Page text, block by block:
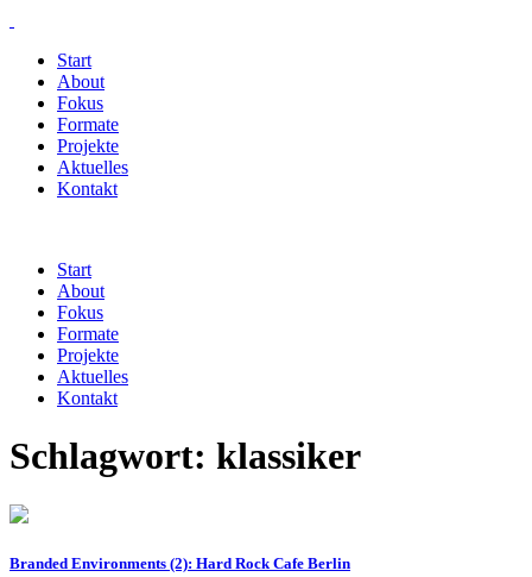
Start
About
Fokus
Formate
Projekte
Aktuelles
Kontakt
Start
About
Fokus
Formate
Projekte
Aktuelles
Kontakt
Schlagwort: klassiker
Branded Environments (2): Hard Rock Cafe Berlin